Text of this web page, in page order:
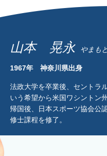
山本 晃永 やまも
1967年 神奈川県出身
法政大学を卒業後、セントラ
いう希望から米国ワシントン
帰国後、日本スポーツ協会公
修士課程を修了。